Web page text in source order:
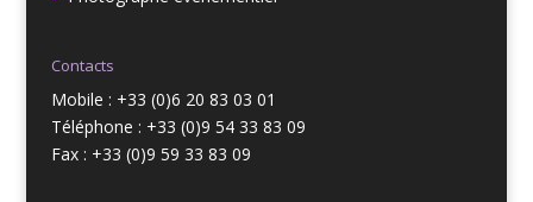
Contacts
Mobile : +33 (0)6 20 83 03 01
Téléphone : +33 (0)9 54 33 83 09
Fax : +33 (0)9 59 33 83 09